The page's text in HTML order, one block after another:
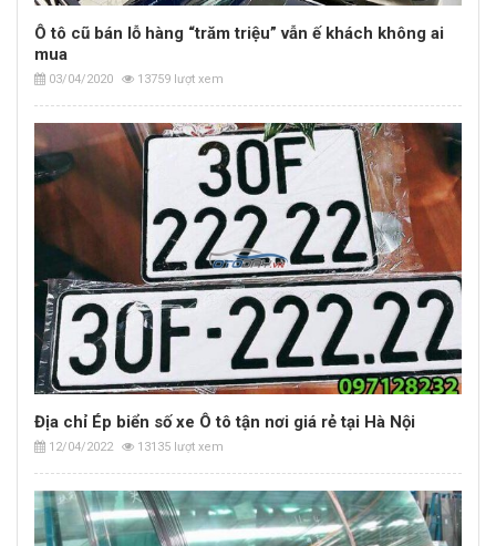
Ô tô cũ bán lỗ hàng “trăm triệu” vẫn ế khách không ai
mua
03/04/2020 13759 lượt xem
Địa chỉ Ép biển số xe Ô tô tận nơi giá rẻ tại Hà Nội
12/04/2022 13135 lượt xem